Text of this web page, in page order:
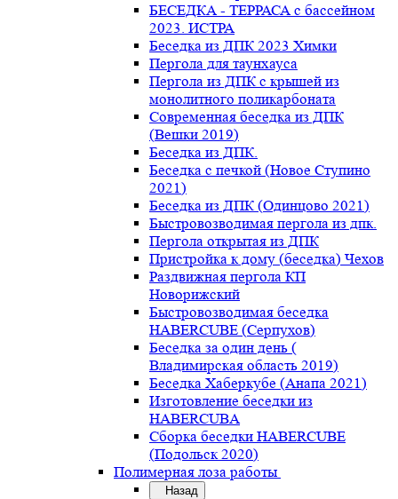
БЕСЕДКА - ТЕРРАСА с бассейном
2023. ИСТРА
Беседка из ДПК 2023 Химки
Пергола для таунхауса
Пергола из ДПК с крышей из
монолитного поликарбоната
Современная беседка из ДПК
(Вешки 2019)
Беседка из ДПК.
Беседка с печкой (Новое Ступино
2021)
Беседка из ДПК (Одинцово 2021)
Быстровозводимая пергола из дпк.
Пергола открытая из ДПК
Пристройка к дому (беседка) Чехов
Раздвижная пергола КП
Новорижский
Быстровозводимая беседка
HABERCUBE (Серпухов)
Беседка за один день (
Владимирская область 2019)
Беседка Хаберкубе (Анапа 2021)
Изготовление беседки из
HABERCUBA
Сборка беседки HABERCUBE
(Подольск 2020)
Полимерная лоза работы
Назад